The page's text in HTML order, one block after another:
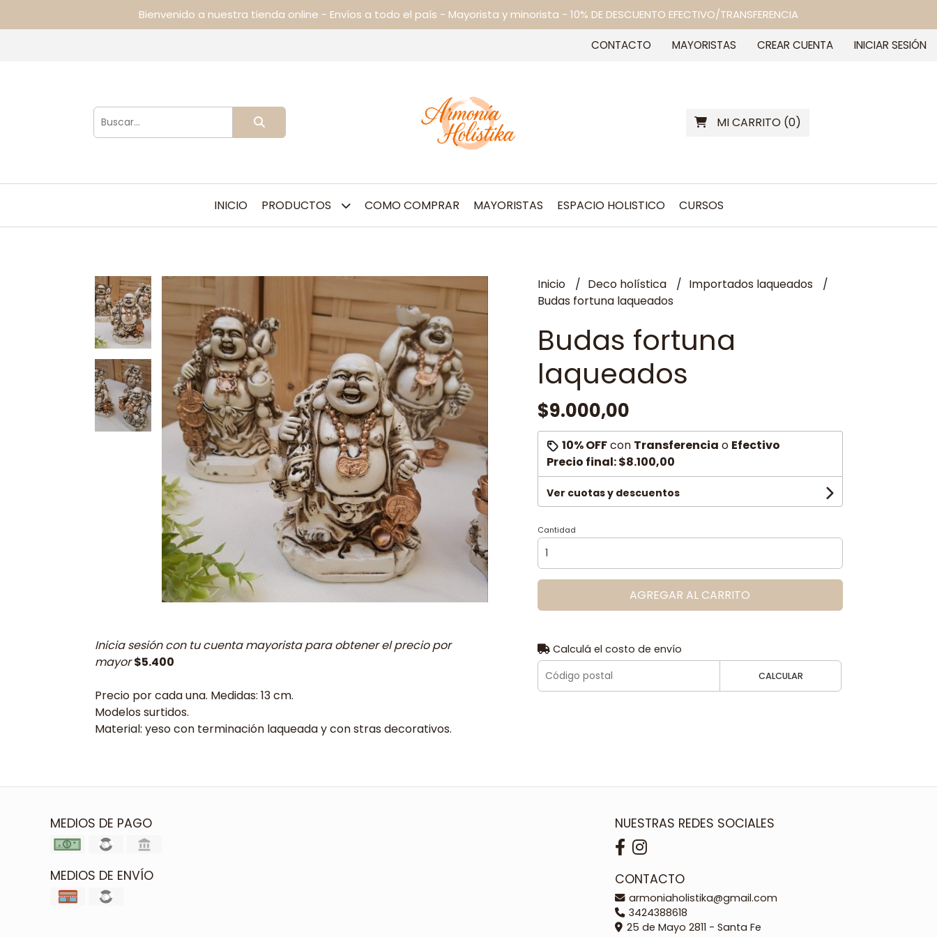
Bienvenido a nuestra tienda online - Envíos a todo el país - Mayorista y minorista - 10% DE DESCUENTO EFECTIVO/TRANSFERENCIA
CONTACTO MAYORISTAS CREAR CUENTA INICIAR SESIÓN
MI CARRITO(0)
INICIO PRODUCTOS COMO COMPRAR MAYORISTAS ESPACIO HOLISTICO CURSOS
Inicia sesión con tu cuenta mayorista para obtener el precio por
mayor$5.400
Precio por cada una. Medidas: 13 cm.
Modelos surtidos.
Material: yeso con terminación laqueada y con stras decorativos.
Inicio Deco holística
Importados laqueados
Budas fortuna laqueados
Budas fortuna
laqueados
$9.000,00
10% OFFcon Transferencia o Efectivo
Precio final:$8.100,00
Ver cuotas y descuentos
Cantidad
AGREGAR AL CARRITO
Calculá el costo de envío
CALCULAR
MEDIOS DE PAGO
MEDIOS DE ENVÍO
NUESTRAS REDES SOCIALES
CONTACTO
armoniaholistika@gmail.com
3424388618
25 de Mayo 2811 - Santa Fe